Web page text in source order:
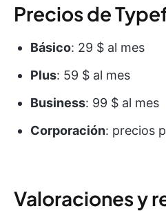
Precios de
Básico: 29 $ al mes
Plus: 59 $ al mes
Business: 99 $ al mes
Corporación: precios
Valoraciones y